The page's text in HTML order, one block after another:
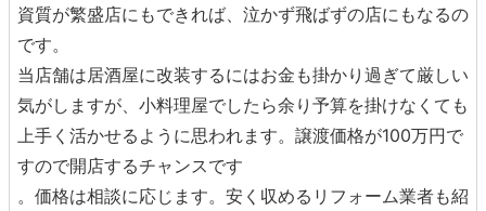
資質が繁盛店にもできれば、泣かず飛ばずの店にもなるの
です。
当店舗は居酒屋に改装するにはお金も掛かり過ぎて厳しい
気がしますが、小料理屋でしたら余り予算を掛けなくても
上手く活かせるように思われます。譲渡価格が100万円で
すので開店するチャンスです
。価格は相談に応じます。安く収めるリフォーム業者も紹